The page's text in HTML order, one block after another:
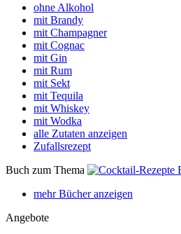
ohne Alkohol
mit Brandy
mit Champagner
mit Cognac
mit Gin
mit Rum
mit Sekt
mit Tequila
mit Whiskey
mit Wodka
alle Zutaten anzeigen
Zufallsrezept
Buch zum Thema
mehr Bücher anzeigen
Angebote